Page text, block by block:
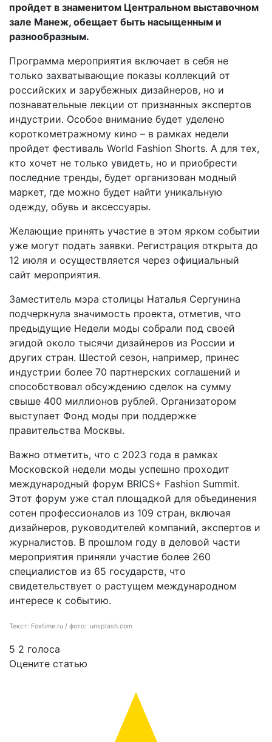
пройдет в знаменитом Центральном выставочном
зале Манеж, обещает быть насыщенным и
разнообразным.
Программа мероприятия включает в себя не
только захватывающие показы коллекций от
российских и зарубежных дизайнеров, но и
познавательные лекции от признанных экспертов
индустрии. Особое внимание будет уделено
короткометражному кино – в рамках недели
пройдет фестиваль World Fashion Shorts. А для тех,
кто хочет не только увидеть, но и приобрести
последние тренды, будет организован модный
маркет, где можно будет найти уникальную
одежду, обувь и аксессуары.
Желающие принять участие в этом ярком событии
уже могут подать заявки. Регистрация открыта до
12 июля и осуществляется через официальный
сайт мероприятия.
Заместитель мэра столицы Наталья Сергунина
подчеркнула значимость проекта, отметив, что
предыдущие Недели моды собрали под своей
эгидой около тысячи дизайнеров из России и
других стран. Шестой сезон, например, принес
индустрии более 70 партнерских соглашений и
способствовал обсуждению сделок на сумму
свыше 400 миллионов рублей. Организатором
выступает Фонд моды при поддержке
правительства Москвы.
Важно отметить, что с 2023 года в рамках
Московской недели моды успешно проходит
международный форум BRICS+ Fashion Summit.
Этот форум уже стал площадкой для объединения
сотен профессионалов из 109 стран, включая
дизайнеров, руководителей компаний, экспертов и
журналистов. В прошлом году в деловой части
мероприятия приняли участие более 260
специалистов из 65 государств, что
свидетельствует о растущем международном
интересе к событию.
Текст: Foxtime.ru / фото: unsplash.com
5 2 голоса
Оцените статью